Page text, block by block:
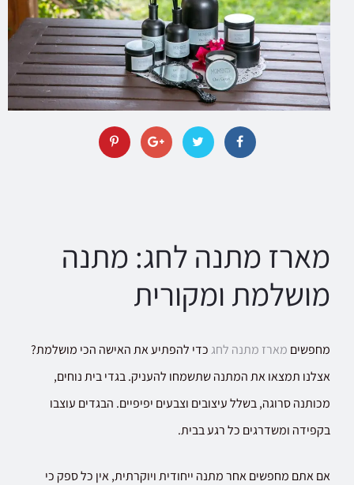
מארז מתנה לחג: מתנה
מושלמת ומקורית
מחפשים מארז מתנה לחגכדי להפתיע את האישה הכי מושלמת?
אצלנו תמצאו את המתנה שתשמחו להעניק. בגדי בית נוחים,
מכותנה סרוגה, בשלל עיצובים וצבעים יפיפיים. הבגדים עוצבו
בקפידה ומשדרגים כל רגע בבית.
אם אתם מחפשים אחר מתנה ייחודית ויוקרתית, אין כל ספק כי